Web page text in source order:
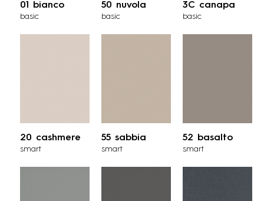
01 bianco
basic
50 nuvola
basic
3C canapa
basic
20 cashmere
smart
55 sabbia
smart
52 basalto
smart